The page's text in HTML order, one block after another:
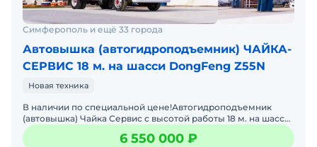
Симферополь и ещё 33 города
Автовышка (автогидроподъемник) ЧАЙКА-
СЕРВИС 18 м. на шасси DongFeng Z55N
Новая техника
В наличии по специальной цене!Автогидроподъемник
(автовышка) Чайка Сервис с высотой работы 18 м. на шасси
DongFeng Z55N
6 550 000 ₽